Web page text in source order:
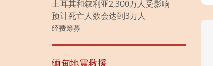
土耳其和叙利亚2,300万人受影响
预计死亡人数会达到3万人
经费筹募
缅甸地震救援